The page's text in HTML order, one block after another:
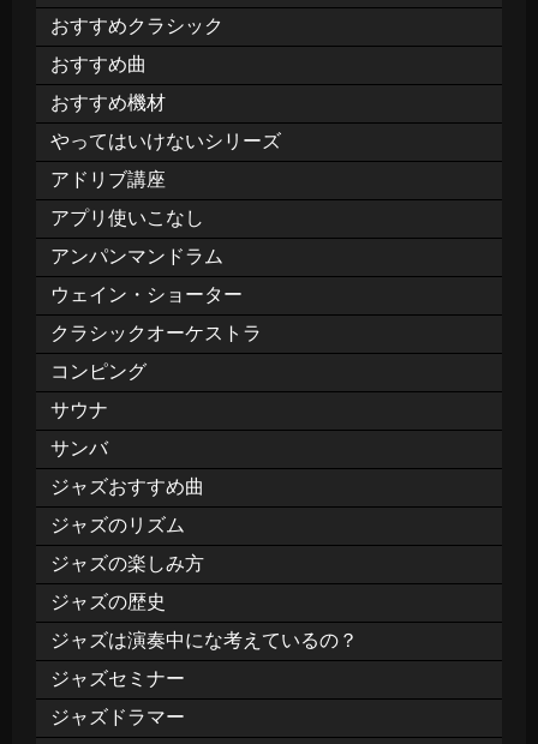
おすすめクラシック
おすすめ曲
おすすめ機材
やってはいけないシリーズ
アドリブ講座
アプリ使いこなし
アンパンマンドラム
ウェイン・ショーター
クラシックオーケストラ
コンピング
サウナ
サンバ
ジャズおすすめ曲
ジャズのリズム
ジャズの楽しみ方
ジャズの歴史
ジャズは演奏中にな考えているの？
ジャズセミナー
ジャズドラマー